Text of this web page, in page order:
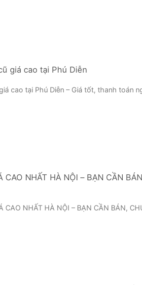
giá cao tại Phú Diễn
cao tại Phú Diễn – Giá tốt, thanh toán
CAO NHẤT HÀ NỘI – BẠN CẦN
CAO NHẤT HÀ NỘI – BẠN CẦN BÁN,